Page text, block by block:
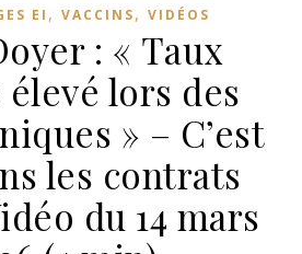
EI , VACCINS, VIDÉOS
: « Taux
élevé lors des
» – C’est
les contrats
du 14 mars